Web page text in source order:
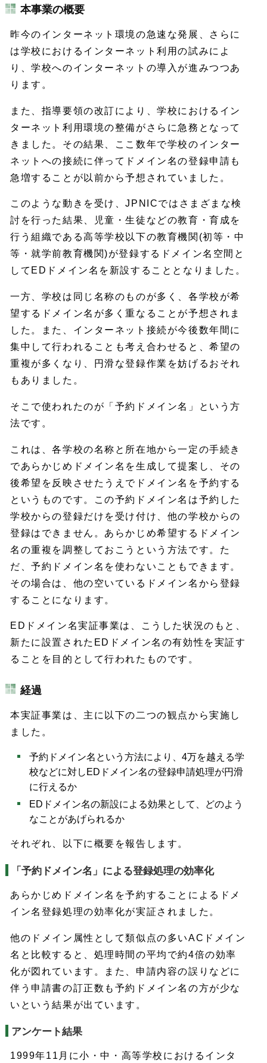
本事業の概要
昨今のインターネット環境の急速な発展、さらに
は学校におけるインターネット利用の試みによ
り、学校へのインターネットの導入が進みつつあ
ります。
また、指導要領の改訂により、学校におけるイン
ターネット利用環境の整備がさらに急務となって
きました。その結果、ここ数年で学校のインター
ネットへの接続に伴ってドメイン名の登録申請も
急増することが以前から予想されていました。
このような動きを受け、JPNICではさまざまな検
討を行った結果、児童・生徒などの教育・育成を
行う組織である高等学校以下の教育機関(初等・中
等・就学前教育機関)が登録するドメイン名空間と
してEDドメイン名を新設することとなりました。
一方、学校は同じ名称のものが多く、各学校が希
望するドメイン名が多く重なることが予想されま
した。また、インターネット接続が今後数年間に
集中して行われることも考え合わせると、希望の
重複が多くなり、円滑な登録作業を妨げるおそれ
もありました。
そこで使われたのが「予約ドメイン名」という方
法です。
これは、各学校の名称と所在地から一定の手続き
であらかじめドメイン名を生成して提案し、その
後希望を反映させたうえでドメイン名を予約する
というものです。この予約ドメイン名は予約した
学校からの登録だけを受け付け、他の学校からの
登録はできません。あらかじめ希望するドメイン
名の重複を調整しておこうという方法です。た
だ、予約ドメイン名を使わないこともできます。
その場合は、他の空いているドメイン名から登録
することになります。
EDドメイン名実証事業は、こうした状況のもと、
新たに設置されたEDドメイン名の有効性を実証す
ることを目的として行われたものです。
経過
本実証事業は、主に以下の二つの観点から実施し
ました。
予約ドメイン名という方法により、4万を越える学
校などに対しEDドメイン名の登録申請処理が円滑
に行えるか
EDドメイン名の新設による効果として、どのよう
なことがあげられるか
それぞれ、以下に概要を報告します。
「予約ドメイン名」による登録処理の効率化
あらかじめドメイン名を予約することによるドメ
イン名登録処理の効率化が実証されました。
他のドメイン属性として類似点の多いACドメイン
名と比較すると、処理時間の平均で約4倍の効率
化が図れています。また、申請内容の誤りなどに
伴う申請書の訂正数も予約ドメイン名の方が少な
いという結果が出ています。
アンケート結果
1999年11月に小・中・高等学校におけるインタ